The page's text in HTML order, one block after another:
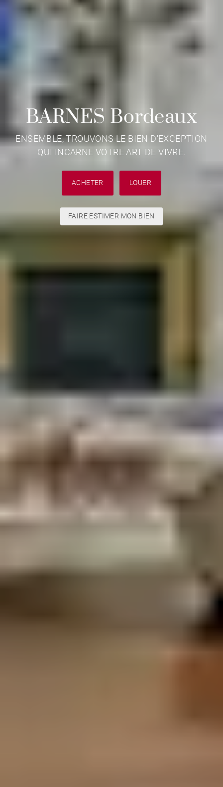
BARNES Bordeaux
ENSEMBLE, TROUVONS LE BIEN D'EXCEPTION
QUI INCARNE VOTRE ART DE VIVRE.
ACHETER LOUER
FAIRE ESTIMER MON BIEN